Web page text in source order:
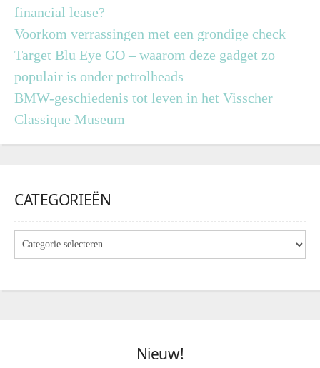
financial lease?
Voorkom verrassingen met een grondige check
Target Blu Eye GO – waarom deze gadget zo
populair is onder petrolheads
BMW-geschiedenis tot leven in het Visscher
Classique Museum
CATEGORIEËN
Nieuw!